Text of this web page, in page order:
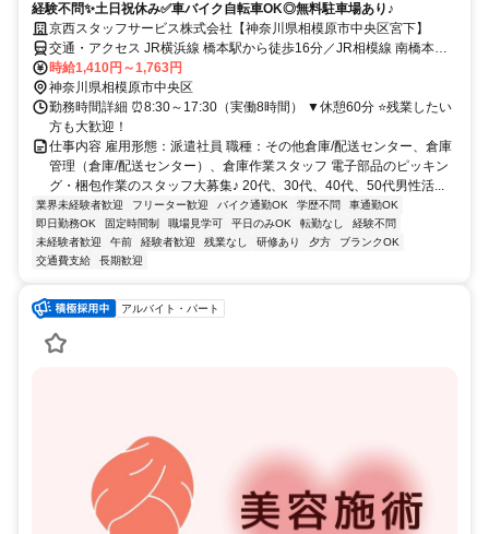
経験不問✨土日祝休み✅車バイク自転車OK◎無料駐車場あり♪
京西スタッフサービス株式会社【神奈川県相模原市中央区宮下】
交通・アクセス JR横浜線 橋本駅から徒歩16分／JR相模線 南橋本駅
から徒歩18分⭐車・バイク・自転車通勤可能
時給1,410円～1,763円
神奈川県相模原市中央区
勤務時間詳細 ⏰8:30～17:30（実働8時間） ▼休憩60分 ⭐残業したい
方も大歓迎！
仕事内容 雇用形態：派遣社員 職種：その他倉庫/配送センター、倉庫
管理（倉庫/配送センター）、倉庫作業スタッフ 電子部品のピッキン
グ・梱包作業のスタッフ大募集♪ 20代、30代、40代、50代男性活...
業界未経験者歓迎 フリーター歓迎 バイク通勤OK 学歴不問
車通勤OK
即日勤務OK
固定時間制 職場見学可 平日のみOK 転勤なし
経験不問
未経験者歓迎
午前 経験者歓迎 残業なし 研修あり 夕方
ブランクOK
交通費支給
長期歓迎
アルバイト・パート